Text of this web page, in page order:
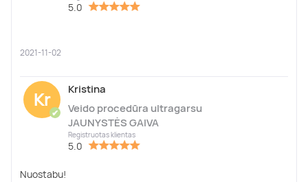
5.0
2021-11-02
Kr
✔
Kristina
Veido procedūra ultragarsu
JAUNYSTĖS GAIVA
Registruotas klientas
5.0
Nuostabu!